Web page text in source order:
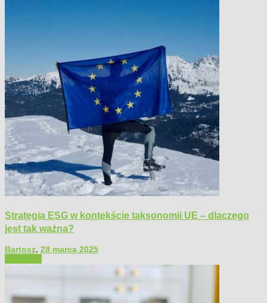
Strategia ESG w kontekście taksonomii UE – dlaczego
jest tak ważna?
Bartosz, 28 marca 2025